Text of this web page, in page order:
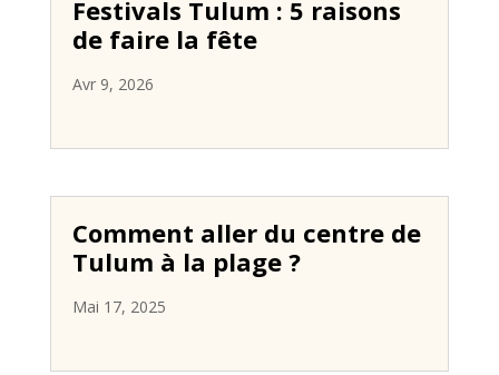
Festivals Tulum : 5 raisons
de faire la fête
Avr 9, 2026
Comment aller du centre de
Tulum à la plage ?
Mai 17, 2025